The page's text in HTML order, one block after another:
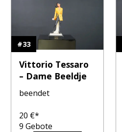
#33
Vittorio Tessaro
– Dame Beeldje
beendet
20 €*
9 Gebote